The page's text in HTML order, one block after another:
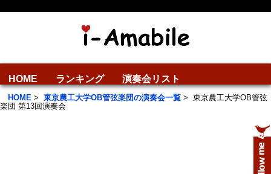
HOME ランキング 演奏会リスト
HOME > 東京農工大学OB管弦楽団の演奏会一覧 > 東京農工大学OB管弦
楽団 第13回演奏会